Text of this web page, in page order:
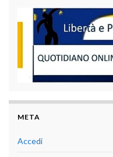
META
Accedi